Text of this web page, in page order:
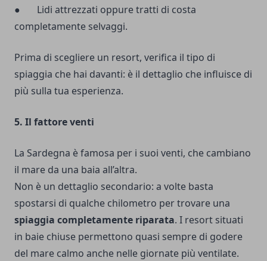
● Lidi attrezzati oppure tratti di costa
completamente selvaggi.
Prima di scegliere un resort, verifica il tipo di
spiaggia che hai davanti: è il dettaglio che influisce di
più sulla tua esperienza.
5. Il fattore venti
La Sardegna è famosa per i suoi venti, che cambiano
il mare da una baia all’altra.
Non è un dettaglio secondario: a volte basta
spostarsi di qualche chilometro per trovare una
spiaggia completamente riparata. I resort situati
in baie chiuse permettono quasi sempre di godere
del mare calmo anche nelle giornate più ventilate.